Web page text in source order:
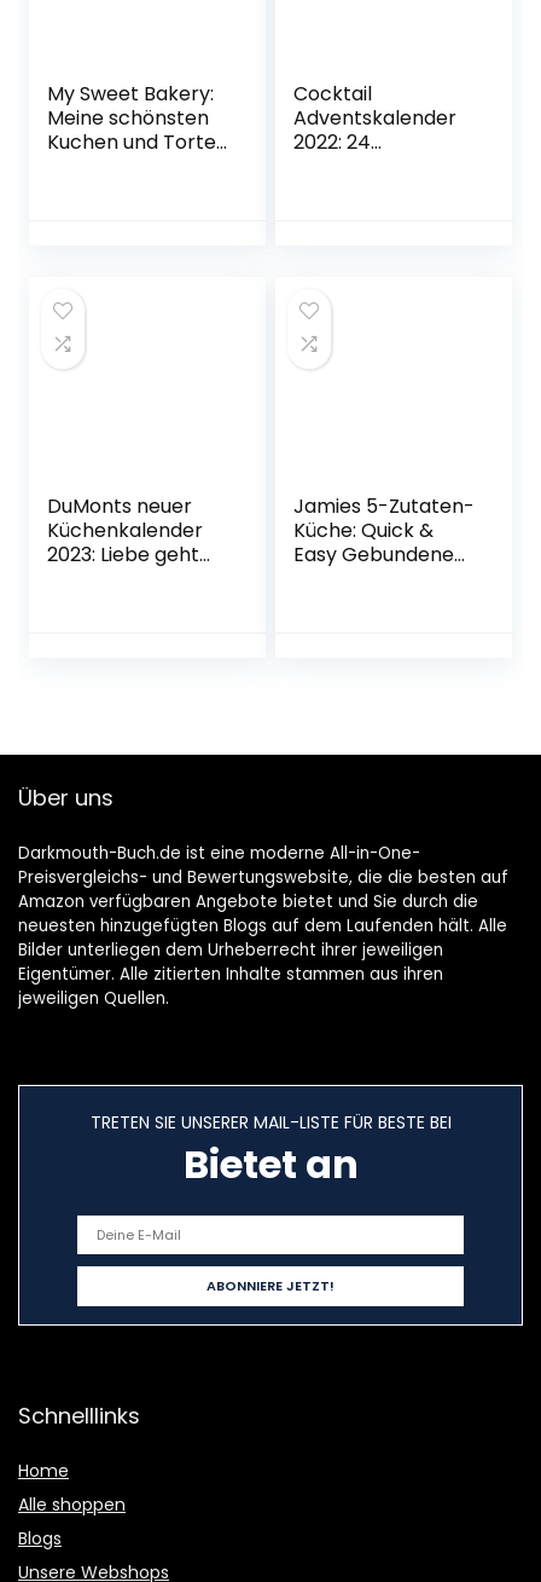
My Sweet Bakery:
Meine schönsten
Kuchen und Torten
Cocktail
Adventskalender
2022: 24
DuMonts neuer
Küchenkalender
2023: Liebe geht
Jamies 5-Zutaten-
Küche: Quick &
Easy Gebundene
Über uns
Darkmouth-Buch.de ist eine moderne All-in-One-
Preisvergleichs- und Bewertungswebsite, die die besten auf
Amazon verfügbaren Angebote bietet und Sie durch die
neuesten hinzugefügten Blogs auf dem Laufenden hält. Alle
Bilder unterliegen dem Urheberrecht ihrer jeweiligen
Eigentümer. Alle zitierten Inhalte stammen aus ihren
jeweiligen Quellen.
TRETEN SIE UNSERER MAIL-LISTE FÜR BESTE BEI
Bietet an
Schnelllinks
Home
Alle shoppen
Blogs
Unsere Webshops